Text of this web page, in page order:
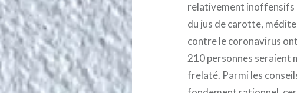
relativement inoffensifs
du jus de carotte,
contre le coronavirus
210 personnes seraient
frelaté. Parmi les